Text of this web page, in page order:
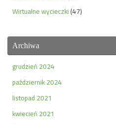
Wirtualne wycieczki (47)
Archiwa
grudzień 2024
październik 2024
listopad 2021
kwiecień 2021